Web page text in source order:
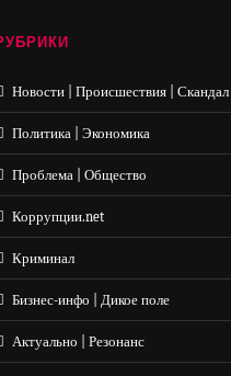
Новости | Происшествия | Скандал
Политика | Экономика
Проблема | Общество
Коррупции.net
Криминал
Бизнес-инфо | Дикое поле
Актуально | Резонанс